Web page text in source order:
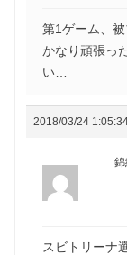
第1ゲーム、
かなり頑張っ
い…
2018/03/24
スビトリーナ